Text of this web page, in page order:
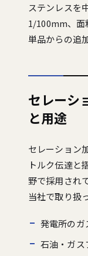
ステンレスを
1/100mm、面
単品からの追
セレーシ
と用途
セレーション
トルク伝達と
野で採用され
当社で取り扱
発電所のガ
石油・ガス